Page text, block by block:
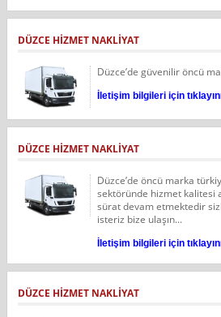
DÜZCE HIZMET NAKLIYAT
Düzce’de güvenilir öncü
İletişim bilgileri için
DÜZCE HIZMET NAKLIYAT
Düzce’de öncü marka
sektöründe hizmet kalitesi
sürat devam etmektedir
isteriz bize ulaşın...
İletişim bilgileri için
DÜZCE HIZMET NAKLIYAT